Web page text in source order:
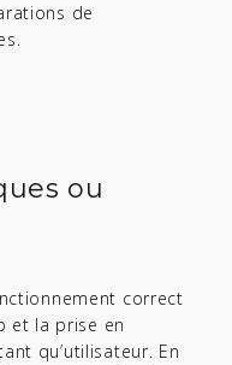
de
ou
correct
et la prise en
qu’utilisateur. En